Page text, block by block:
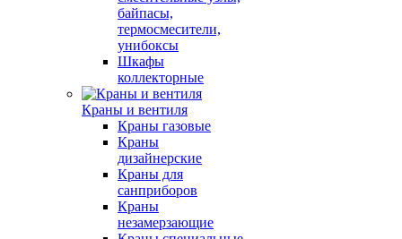
байпасы,
термосмесители,
унибоксы
Шкафы
коллекторные
Краны и вентиля
Краны газовые
Краны
дизайнерские
Краны для
санприборов
Краны
незамерзающие